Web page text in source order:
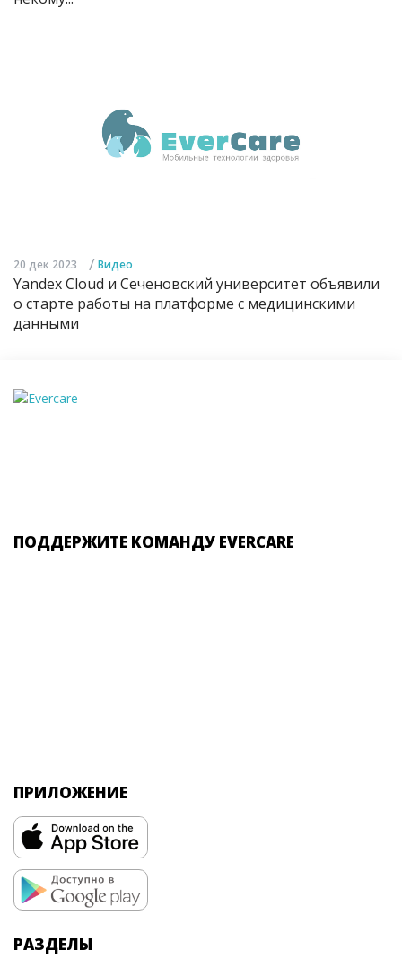
20 дек 2023 / Видео
Yandex Cloud и Сеченовский университет объявили
о старте работы на платформе с медицинскими
данными
ПОДДЕРЖИТЕ КОМАНДУ EVERCARE
ПРИЛОЖЕНИЕ
РАЗДЕЛЫ